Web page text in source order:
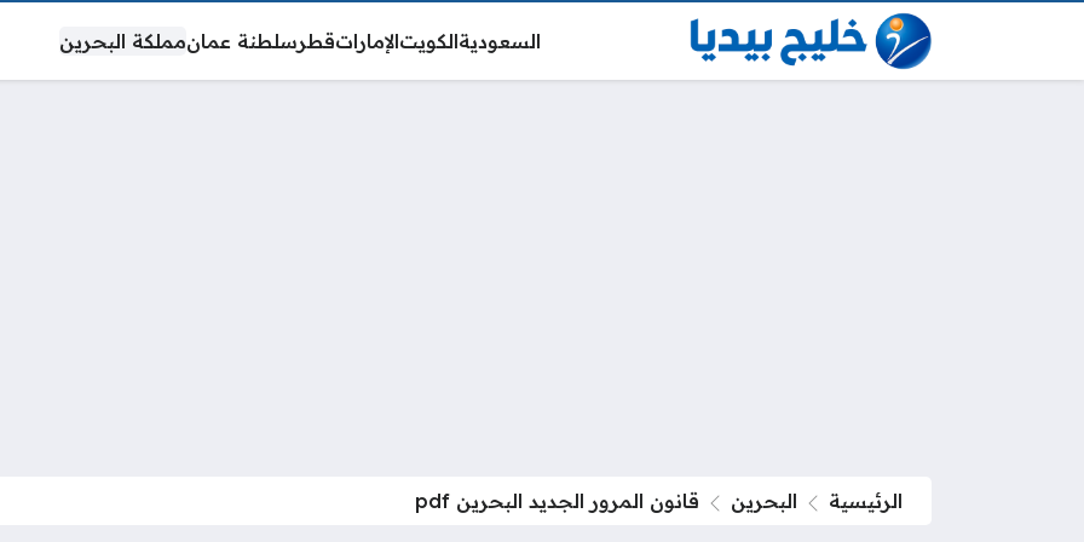
السعوديةالكويتالإماراتقطرسلطنة عمانمملكة البحرين
الرئيسية البحرين قانون المرور الجديد البحرين pdf